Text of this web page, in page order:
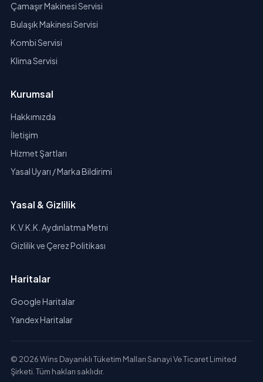
Çamaşır Makinesi Servisi
Bulaşık Makinesi Servisi
Kombi Servisi
Klima Servisi
Kurumsal
Hakkımızda
İletişim
Hizmet Şartları
Yasal Uyarı / Marka Bildirimi
Yasal & Gizlilik
K.V.K.K. Aydınlatma Metni
Gizlilik ve Çerez Politikası
Haritalar
Google Haritalar
Yandex Haritalar
© 2026 Wins Dayanıklı Tüketim Malları Sanayi Ve Ticaret Limited
Şirketi. Tüm hakları saklıdır.